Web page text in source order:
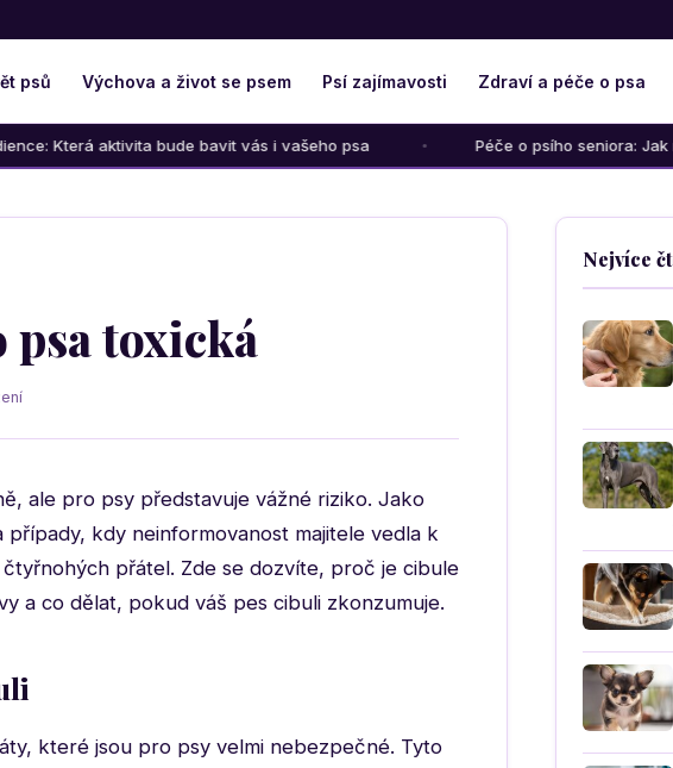
psů Výchova a život se psem Psí zajímavosti Zdraví a péče o psa
bude bavit vás i vašeho psa Péče o psího seniora: Jak mu ulevit
toxická
ale pro psy představuje vážné riziko. Jako
kdy neinformovanost majitele vedla k
přátel. Zde se dozvíte, proč je cibule
a co dělat, pokud váš pes cibuli zkonzumuje.
které jsou pro psy velmi nebezpečné. Tyto
Nejvíce